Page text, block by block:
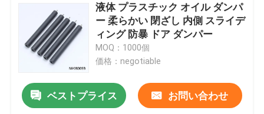
調査のPogo Pin
右角POGOピン
双端ポゴピン
液体 プラスチック オイル ダンパ
ー 柔らかい 閉ざし 内側 スライデ
ィング 防暴 ドア ダンパー
MOQ：1000個
価格：negotiable
ベストプライス お問い合わせ